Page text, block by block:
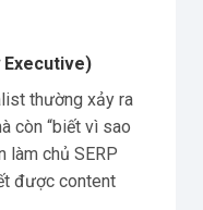
thường xảy ra
còn “biết vì sao
làm chủ SERP
được content